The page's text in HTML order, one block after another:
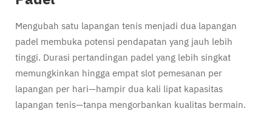
Mengubah satu lapangan tenis menjadi dua lapangan
padel membuka potensi pendapatan yang jauh lebih
tinggi. Durasi pertandingan padel yang lebih singkat
memungkinkan hingga empat slot pemesanan per
lapangan per hari—hampir dua kali lipat kapasitas
lapangan tenis—tanpa mengorbankan kualitas bermain.